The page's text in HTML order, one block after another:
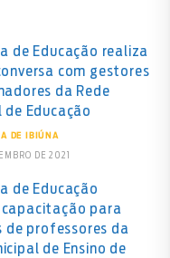
de Educação realiza
com gestores
da Rede
de Educação
DE IBIÚNA
DE 2021
de Educação
para
de professores da
de Ensino de